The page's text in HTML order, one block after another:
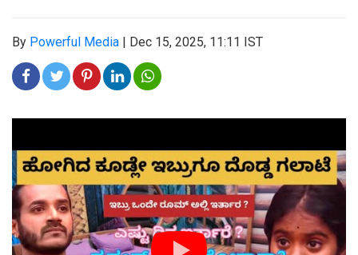
By Powerful Media | Dec 15, 2025, 11:11 IST